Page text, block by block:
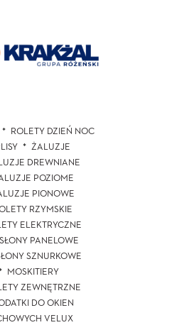
ROLETY DZIEŃ NOC
ŻALUZJE
DREWNIANE
POZIOME
PIONOWE
RZYMSKIE
ELEKTRYCZNE
PANELOWE
SZNURKOWE
MOSKITIERY
ZEWNĘTRZNE
DO OKIEN
VELUX